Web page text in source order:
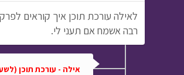
לאילה עורכת תוכן איך קוראים
רבה אשמח אם תעני לי.
אילה - עורכת תוכן